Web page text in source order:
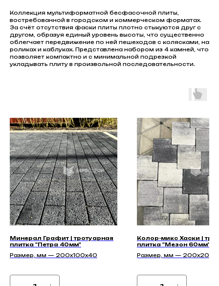
Коллекция мультиформатной бесфасочной плиты,
востребованной в городском и коммерческом форматах.
За счёт отсутствия фаски плиты плотно стыкуются друг с
другом, образуя единый уровень высоты, что существенно
облегчает передвижение по ней пешеходов с колясками, на
роликах и каблуках. Представлена набором из 4 камней, что
позволяет компактно и с минимальной подрезкой
укладывать плиту в произвольной последовательности.
Минерал Графит | тротуарная
плитка "Петра 40мм"
Размер, мм — 200x100x40
Колор-микс Хаски |
плитка "Мезон 60мм" |
Размер, мм —